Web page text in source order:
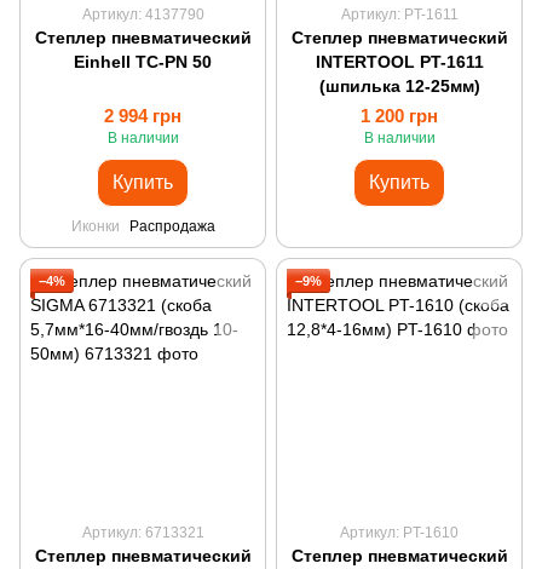
Артикул: 4137790
Степлер пневматический
Einhell TC-PN 50
2 994 грн
В наличии
Купить
Иконки Распродажа
Артикул: PT-1611
Степлер пневматический
INTERTOOL PT-1611
(шпилька 12-25мм)
1 200 грн
В наличии
Купить
−4%
Артикул: 6713321
Степлер пневматический
−9%
Артикул: PT-1610
Степлер пневматический